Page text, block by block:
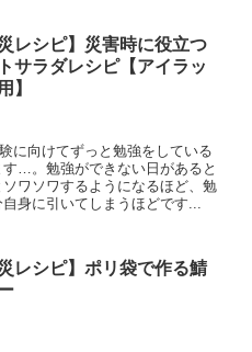
災レシピ】災害時に役立つ
サラダレシピ【アイラッ
】
に向けてずっと勉強をしている
…。勉強ができない日があると
ワソワするようになるほど、勉
身に引いてしまうほどです...
災レシピ】ポリ袋で作る鯖